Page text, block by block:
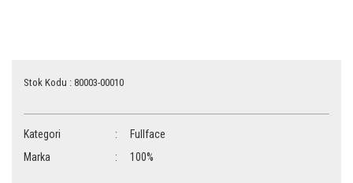
Stok Kodu : 80003-00010
Kategori
Fullface
Marka
100%